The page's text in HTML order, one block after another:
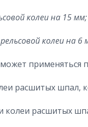
колеи на 15 мм;
колеи на 6
применяться
расшитых шпал,
колеи расшитых